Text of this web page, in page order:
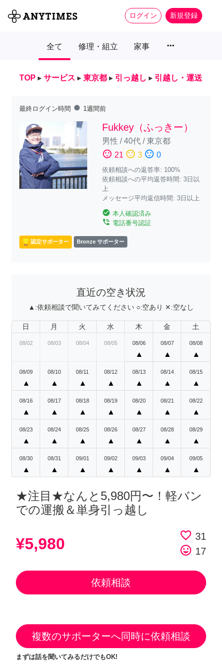
ログイン 新規登録
全て 修理・組立 家事 more_horiz
TOP ▸ サービス ▸ 東京都 ▸ 引っ越し ▸ 引越し・運送
最終ログイン時間 fiber_manual_record 1週間前
Fukkey（ふっきー）
男性 /40代/東京都
sentiment_satisfied 21 sentiment_neutral 3 sentiment_dissatisfied 0
依頼相談への返答率: 100%
依頼相談への平均返答時間: 3日以
上
メッセージ平均返信時間: 3日以上
check_circle 本人確認済み
phone_in_talk 電話番号認証
認定サポーター Bronze サポーター
直近の空き状況
▲:依頼相談で聞いてみてください ○:空あり ✕:空なし
日 月 火 水 木 金 土
08/02 08/03 08/04 08/05 08/06
▲
08/07
▲
08/08
▲
08/09
▲
08/10
▲
08/11
▲
08/12
▲
08/13
▲
08/14
▲
08/15
▲
08/16
▲
08/17
▲
08/18
▲
08/19
▲
08/20
▲
08/21
▲
08/22
▲
08/23
▲
08/24
▲
08/25
▲
08/26
▲
08/27
▲
08/28
▲
08/29
▲
08/30
▲
08/31
▲
09/01
▲
09/02
▲
09/03
▲
09/04
▲
09/05
▲
★注目★なんと5,980円〜！軽バン
での運搬＆単身引っ越し
¥5,980 favorite_border 31
tag_faces 17
依頼相談
複数のサポーターへ同時に依頼相談
まずは話を聞いてみるだけでもOK!